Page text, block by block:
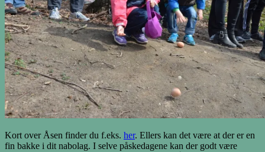
Kort over Åsen finder du f.eks. her. Ellers kan det være at der er en
fin bakke i dit nabolag. I selve påskedagene kan der godt være